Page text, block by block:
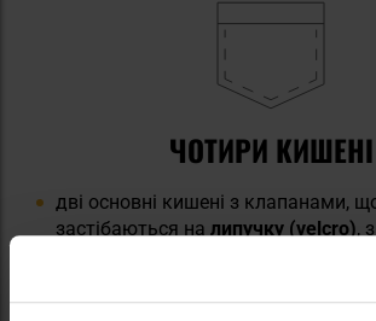
ЧОТИРИ КИШЕНІ
дві основні кишені з клапанами,
застібаються на липучку (velcro),
дві наполеонскі кишені,
основними кишенями, що